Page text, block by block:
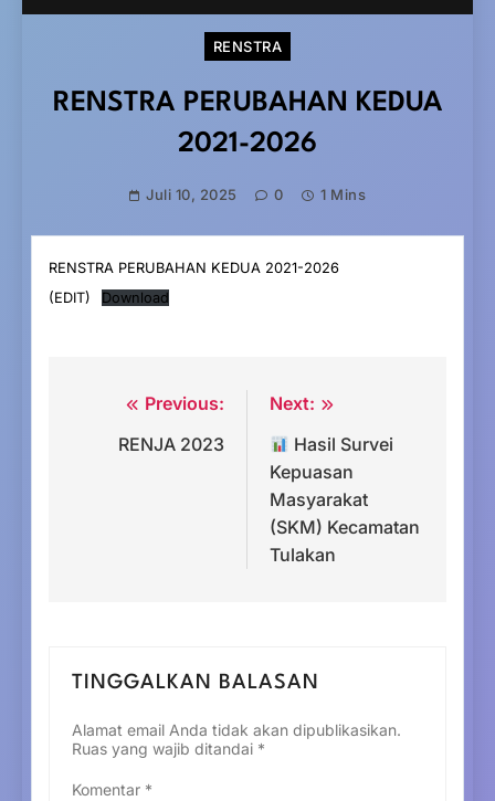
RENSTRA
RENSTRA PERUBAHAN KEDUA
2021-2026
Juli 10, 2025 0 1 Mins
RENSTRA PERUBAHAN KEDUA 2021-2026
(EDIT)
Download
NavigasiPrevious:
RENJA 2023
Next:
Hasil Survei
Kepuasan
Masyarakat
(SKM) Kecamatan
Tulakan
TINGGALKAN BALASAN
Alamat email Anda tidak akan dipublikasikan.
Ruas yang wajib ditandai *
Komentar *